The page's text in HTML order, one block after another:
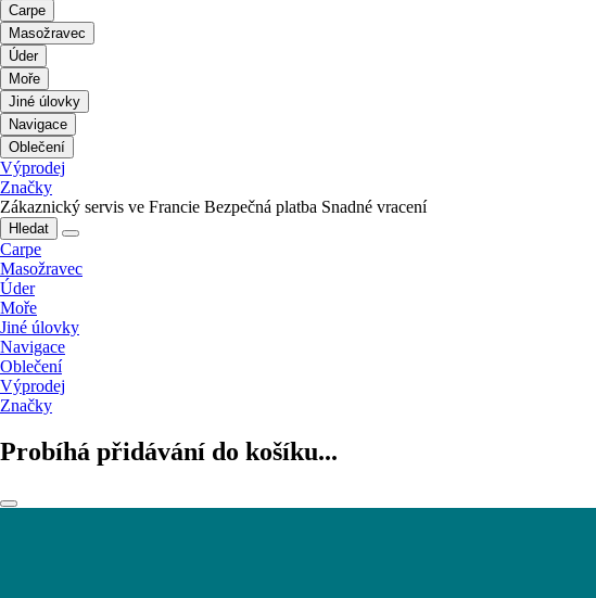
Carpe
Masožravec
Úder
Moře
Jiné úlovky
Navigace
Oblečení
Výprodej
Značky
Zákaznický servis ve Francie Bezpečná platba Snadné vracení
Hledat
Carpe
Masožravec
Úder
Moře
Jiné úlovky
Navigace
Oblečení
Výprodej
Značky
Probíhá přidávání do košíku...